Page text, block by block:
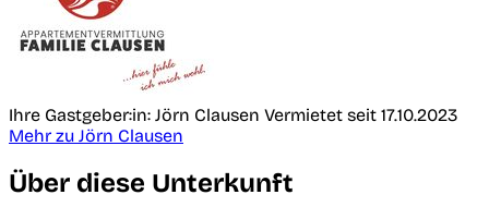
Ihre Gastgeber:in: Jörn Clausen Vermietet seit 17.10.2023
Mehr zu Jörn Clausen
Über diese Unterkunft